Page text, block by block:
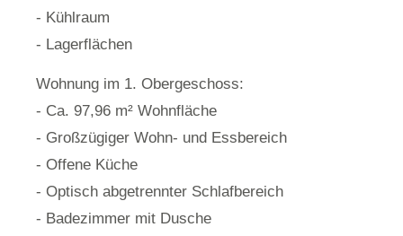
- Kühlraum
- Lagerflächen
Wohnung im 1. Obergeschoss:
- Ca. 97,96 m² Wohnfläche
- Großzügiger Wohn- und Essbereich
- Offene Küche
- Optisch abgetrennter Schlafbereich
- Badezimmer mit Dusche